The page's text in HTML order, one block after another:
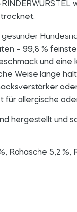
– 99,8 %
und eine
Weise lange
für allergische
hergestellt und
Rohasche 5,2 %,